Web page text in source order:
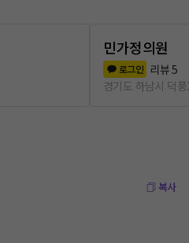
민가정의원
로그인 리뷰5
경기도 하남시 덕
복사